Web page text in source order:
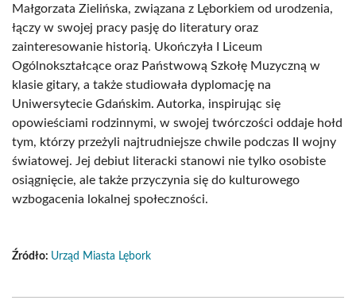
Małgorzata Zielińska, związana z Lęborkiem od urodzenia,
łączy w swojej pracy pasję do literatury oraz
zainteresowanie historią. Ukończyła I Liceum
Ogólnokształcące oraz Państwową Szkołę Muzyczną w
klasie gitary, a także studiowała dyplomację na
Uniwersytecie Gdańskim. Autorka, inspirując się
opowieściami rodzinnymi, w swojej twórczości oddaje hołd
tym, którzy przeżyli najtrudniejsze chwile podczas II wojny
światowej. Jej debiut literacki stanowi nie tylko osobiste
osiągnięcie, ale także przyczynia się do kulturowego
wzbogacenia lokalnej społeczności.
Źródło: Urząd Miasta Lębork